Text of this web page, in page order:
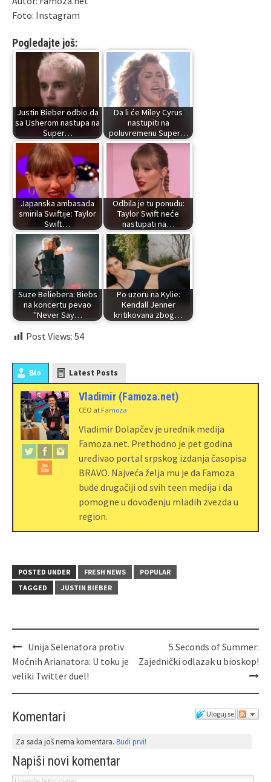
Foto: Instagram
Pogledajte još:
Justin Bieber odbio da
sa Usherom nastupa na
Super…
Da li će Miley Cyrus
nastupiti na
poluvremenu Super…
Japanska ambasada
smirila Swiftije: Taylor
Swift…
Odbila je tu ponudu:
Taylor Swift neće
nastupati na…
Suze Beliebera: Biebs
na koncertu pevao
"Never Say…
Po uzoru na Kylie:
Kendall Jenner
kritikovana zbog…
Post Views: 54
Bio Latest Posts
Vladimir (Famoza.net)
CEO at Famoza
Vladimir Dolapčev je urednik medija
Famoza.net. Prethodno je pet godina
uređivao portal srpskog izdanja časopisa
BRAVO. Najveća želja mu je da Famoza
bude drugačiji od svih teen medija i da
pomogne u dovođenju mladih zvezda u
region.
POSTED UNDER FRESH NEWS
POPULAR
TAGGED
JUSTIN BIEBER
Unija Selenatora protiv
Moćnih Arianatora: U toku je
veliki Twitter duel!
5 Seconds of Summer:
Zajednički odlazak u bioskop!
Uloguj se
Komentari
Za sada još nema komentara.Budi prvi!
Napiši novi komentar